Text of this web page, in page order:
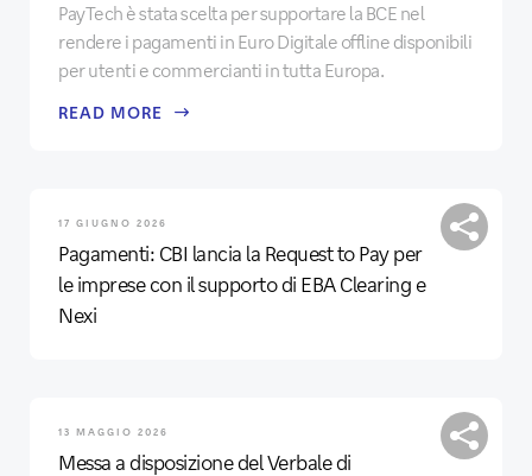
PayTech è stata scelta per supportare la BCE nel
rendere i pagamenti in Euro Digitale offline disponibili
per utenti e commercianti in tutta Europa.
READ MORE
17 GIUGNO 2026
Pagamenti: CBI lancia la Request to Pay per
le imprese con il supporto di EBA Clearing e
Nexi
13 MAGGIO 2026
Messa a disposizione del Verbale di